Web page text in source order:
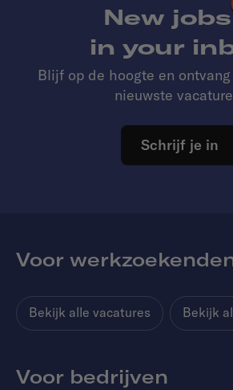
New jobs
in your
Blijf op de hoogte en
nieuwste
Schrijf je in
Voor
Bekijk alle vacatures Bekijk
Voor bedrijven